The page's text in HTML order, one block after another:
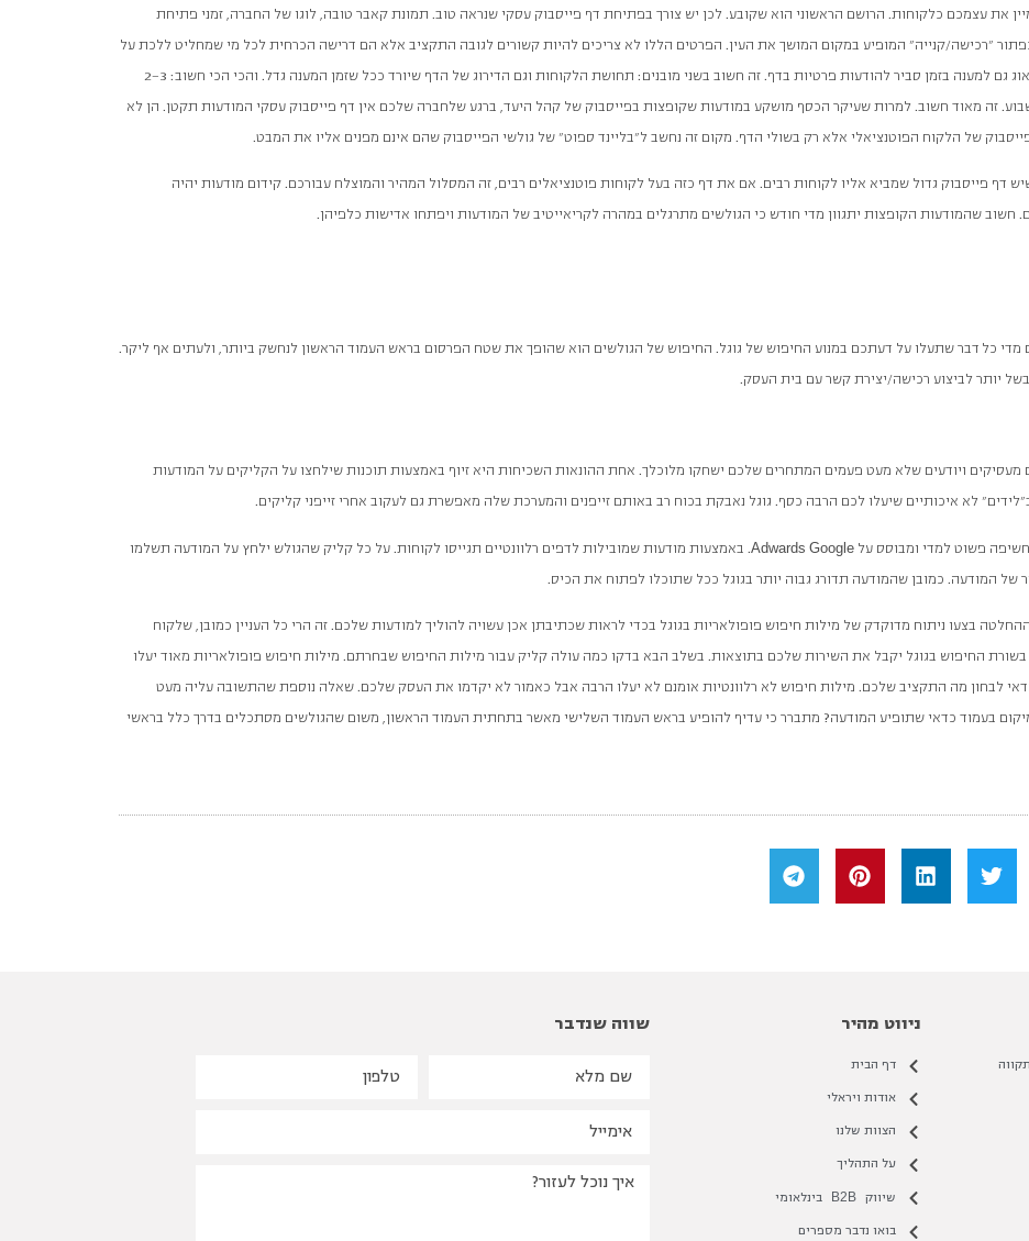
את עצמכם כלקוחות. הרושם הראשוני הוא שקובע. לכן יש צורך בפתיחת דף פייסבוק עסקי שנראה טוב. תמונת קאבר טובה, לוגו של החברה, זמני פתיחת
"רכישה/קנייה" המופיע במקום המושך את העין. הפרטים הללו לא צריכים להיות קשורים לגובה התקציב אלא הם דרישה הכרחית לכל מי שמחליט ללכת על
שיווק בכלי זה. יש לדאוג גם למענה בזמן סביר להודעות פרטיות בדף. זה חשוב בשני מובנים: תחושת הלקוחות וגם הדירוג של הדף שיורד ככל שזמן המענה גדל. והכי הכי חשוב: 2-3
זה מאוד חשוב. למרות שעיקר הכסף מושקע במודעות שקופצות בפייסבוק של קהל היעד, ברגע שלחברה שלכם אין דף פייסבוק עסקי המודעות תקטן. הן לא
של הלקוח הפוטנציאלי אלא רק בשולי הדף. מקום זה נחשב ל"בליינד ספוט" של גולשי הפייסבוק שהם אינם מפנים אליו את המבט.
דף פייסבוק גדול שמביא אליו לקוחות רבים. אם את דף כזה בעל לקוחות פוטנציאלים רבים, זה המסלול המהיר והמוצלח עבורכם. קידום מודעות יהיה
חשוב שהמודעות הקופצות יתגוון מדי חודש כי הגולשים מתרגלים במהרה לקריאייטיב של המודעות ויפתחו אדישות כלפיהן.
מדי כל דבר שתעלו על דעתכם במנוע החיפוש של גוגל. החיפוש של הגולשים הוא שהופך את שטח הפרסום בראש העמוד הראשון לנחשק ביותר, ולעתים אף ליקר.
יותר לביצוע רכישה/יצירת קשר עם בית העסק.
מעסיקים ויודעים שלא מעט פעמים המתחרים שלכם ישחקו מלוכלך. אחת ההונאות השכיחות היא זיוף באמצעות תוכנות שילחצו על הקליקים על המודעות
לא איכותיים שיעלו לכם הרבה כסף. גוגל נאבקת בכוח רב באותם זייפנים והמערכת שלה מאפשרת גם לעקוב אחרי זייפני קליקים.
פשוט למדי ומבוסס עלGoogle
Adwards. באמצעות מודעות שמובילות לדפים רלוונטיים תגייסו לקוחות. על כל קליק שהגולש ילחץ על המודעה תשלמו
של המודעה. כמובן שהמודעה תדורג גבוה יותר בגוגל ככל שתוכלו לפתוח את הכיס.
בצעו ניתוח מדוקדק של מילות חיפוש פופולאריות בגוגל בכדי לראות שכתיבתן אכן עשויה להוליך למודעות שלכם. זה הרי כל העניין כמובן, שלקוח
החיפוש בגוגל יקבל את השירות שלכם בתוצאות. בשלב הבא בדקו כמה עולה קליק עבור מילות החיפוש שבחרתם. מילות חיפוש פופולאריות מאוד יעלו
לבחון מה התקציב שלכם. מילות חיפוש לא רלוונטיות אומנם לא יעלו הרבה אבל כאמור לא יקדמו את העסק שלכם. שאלה נוספת שהתשובה עליה מעט
בעמוד כדאי שתופיע המודעה? מתברר כי עדיף להופיע בראש העמוד השלישי מאשר בתחתית העמוד הראשון, משום שהגולשים מסתכלים בדרך כלל בראשי
ניווט מהיר
דף הבית
אודות ויראלי
הצוות שלנו
על התהליך
שיווק B2B בינלאומי
בואו נדבר מספרים
שווה שנדבר